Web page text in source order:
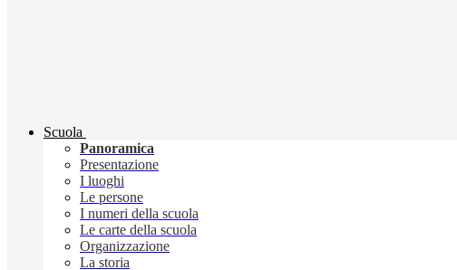
Scuola
Panoramica
Presentazione
I luoghi
Le persone
I numeri della scuola
Le carte della scuola
Organizzazione
La storia